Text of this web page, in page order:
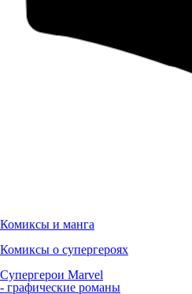
Комиксы и манга
Комиксы о супергероях
Супергерои Marvel
- графические романы